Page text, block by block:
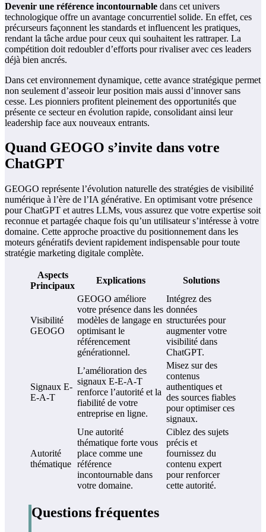
Devenir une référence incontournable dans cet univers
technologique offre un avantage concurrentiel solide. En effet, ces
précurseurs façonnent les standards et influencent les pratiques,
rendant la tâche ardue pour ceux qui souhaitent les rattraper. La
compétition doit redoubler d’efforts pour rivaliser avec ces leaders
déjà bien ancrés.
Dans cet environnement dynamique, cette avance stratégique permet
non seulement d’asseoir leur position mais aussi d’innover sans
cesse. Les pionniers profitent pleinement des opportunités que
présente ce secteur en évolution rapide, consolidant ainsi leur
leadership face aux nouveaux entrants.
Quand GEOGO s’invite dans votre
ChatGPT
GEOGO représente l’évolution naturelle des stratégies de visibilité
numérique à l’ère de l’IA générative. En optimisant votre présence
pour ChatGPT et autres LLMs, vous assurez que votre expertise soit
reconnue et partagée chaque fois qu’un utilisateur s’intéresse à votre
domaine. Cette approche proactive du positionnement dans les
moteurs génératifs devient rapidement indispensable pour toute
stratégie marketing digitale complète.
Aspects
Principaux
Explications Solutions
Visibilité
GEOGO
GEOGO améliore
votre présence dans les
modèles de langage en
optimisant le
référencement
générationnel.
Intégrez des
données
structurées pour
augmenter votre
visibilité dans
ChatGPT.
Signaux E-
E-A-T
L’amélioration des
signaux E-E-A-T
renforce l’autorité et la
fiabilité de votre
entreprise en ligne.
Misez sur des
contenus
authentiques et
des sources fiables
pour optimiser ces
signaux.
Autorité
thématique
Une autorité
thématique forte vous
place comme une
référence
incontournable dans
votre domaine.
Ciblez des sujets
précis et
fournissez du
contenu expert
pour renforcer
cette autorité.
Questions fréquentes